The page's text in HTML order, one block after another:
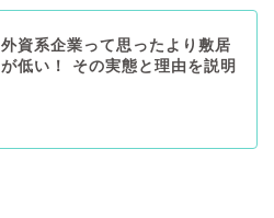
外資系企業って思ったより敷居
が低い！ その実態と理由を説明